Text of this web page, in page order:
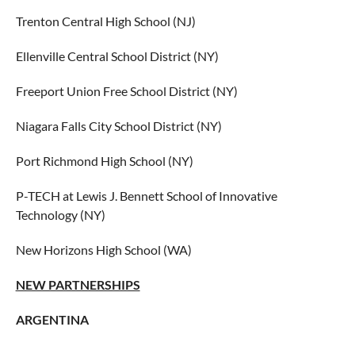
Trenton Central High School (NJ)
Ellenville Central School District (NY)
Freeport Union Free School District (NY)
Niagara Falls City School District (NY)
Port Richmond High School (NY)
P-TECH at Lewis J. Bennett School of Innovative
Technology (NY)
New Horizons High School (WA)
NEW PARTNERSHIPS
ARGENTINA